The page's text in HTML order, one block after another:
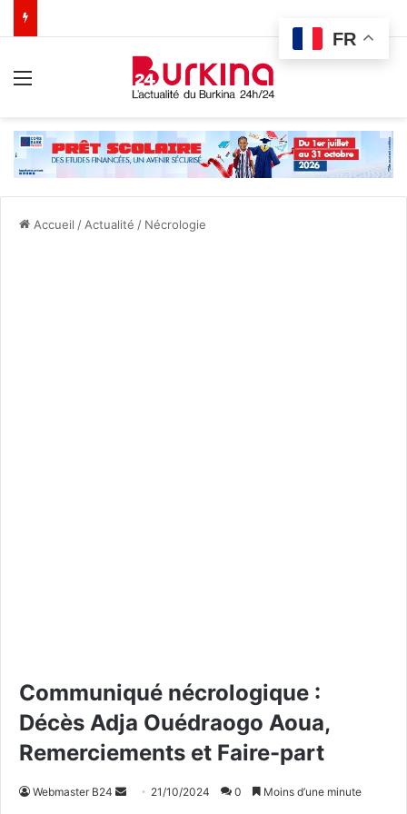
Accueil / Actualité / Nécrologie
Communiqué nécrologique :
Décès Adja Ouédraogo Aoua,
Remerciements et Faire-part
Webmaster B24 21/10/2024 0 Moins d’une minute
FR